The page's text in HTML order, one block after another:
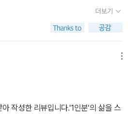
하는 나는, 말로 사고를 친 적이 셀 수 없
하면 이렇게 적어놓고 일을 시작한다.
운이 빠져나가는 출구라고. 적어놓고
번씩 입이 지퍼였으면 좋겠다고 생각
이고, 듣는 시간을 늘리는 것.​《손자병
리에서 이길 때를 기다린다는 말. 1로
싸움이다.​승진도 인정도, 나를 갉아먹
은 원래 고단하고, 그 고단함 속에서 나
될 수도 있다.저자는 자립을 위한 실천
지 폭 넓게 제시하고 있어 지금의 나,
적인 상태를 고민하게 한다.언젠가는이
립해야 한다는 생각을 가졌다면 저자의
권고해 보고 싶다.스스로 일어서는 대
대하며 일독을 추천해 본다.
이 더 잘하는 것 같다. 그래서 이제라도
은 하는, 1로 서기 위해! 우선 5가지
기업이 뽑는 사람이 누구인지? 회사
하는 지? 등을 알려준다. <2강 경제
식의 위험성, 돈을 대하는 태도 등을
생활>에서는 좋은 인간관계 맺는법,
. 그래서 이 책의 제목인 ‘1로 서기’가
잘난 사람이 되라는 뜻이 아니라, 적어
당할 수 있도록 배워가자는 말처럼 느
10대와 20대를 솔직하게 돌아본다. 평
법은 알려주었지만, 조별 과제에서 무
야 하는지, 회사에서 반복되는 실수와
더보기
작성한 리뷰입니다.'1인분'의 삶을 스